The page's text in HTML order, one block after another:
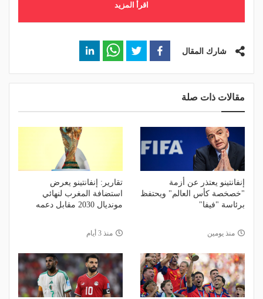
اقرأ المزيد
شارك المقال
مقالات ذات صلة
إنفانتينو يعتذر عن أزمة
"خصخصة كأس العالم" ويحتفظ
برئاسة "فيفا"
منذ يومين
تقارير: إنفانتينو يعرض
استضافة المغرب لنهائي
مونديال 2030 مقابل دعمه
منذ 3 أيام